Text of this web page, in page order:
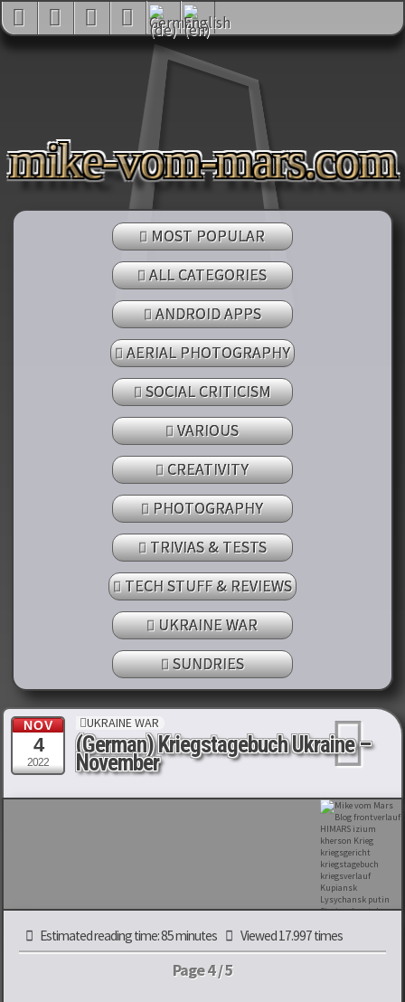
mike-vom-mars.com
MOST POPULAR
ALL CATEGORIES
ANDROID APPS
AERIAL PHOTOGRAPHY
SOCIAL CRITICISM
VARIOUS
CREATIVITY
PHOTOGRAPHY
TRIVIAS & TESTS
TECH STUFF & REVIEWS
UKRAINE WAR
SUNDRIES
NOV
4
2022
UKRAINE WAR
(German) Kriegstagebuch Ukraine –
November
Estimated reading time: 85 minutes Viewed 17.997 times
Page 4 / 5